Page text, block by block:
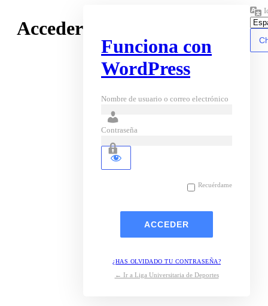
Acceder
Funciona con
WordPress
Nombre de usuario o correo electrónico
Contraseña
Recuérdame
¿HAS OLVIDADO TU CONTRASEÑA?
← Ir a Liga Universitaria de Deportes